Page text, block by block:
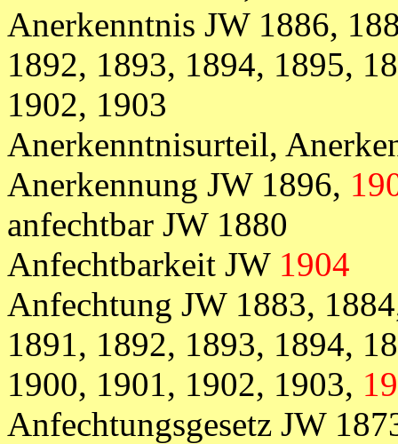
Anerkenntnis JW 1886,
1892, 1893, 1894, 1895,
1902, 1903
Anerkenntnisurteil,
Anerkennung JW 1896,
anfechtbar JW 1880
Anfechtbarkeit JW 1904
Anfechtung JW 1883,
1891, 1892, 1893, 1894,
1900, 1901, 1902, 1903,
Anfechtungsgesetz JW